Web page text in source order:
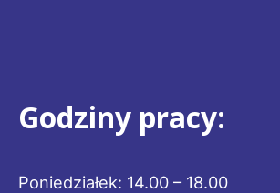
Godziny pracy:
Poniedziałek: 14.00 – 18.00